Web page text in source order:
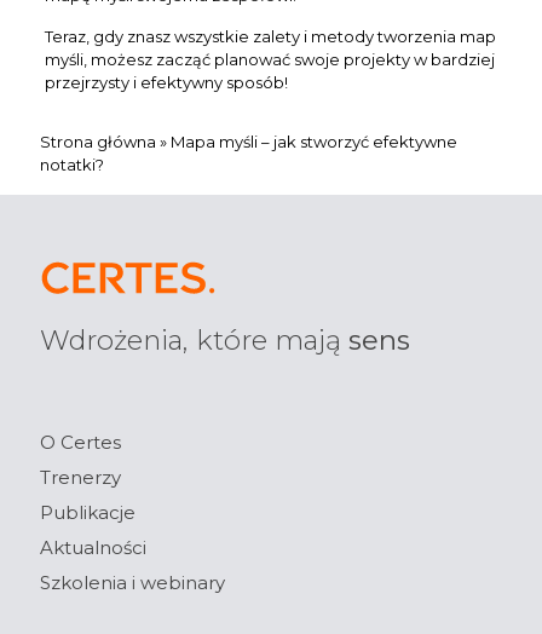
Teraz, gdy znasz wszystkie zalety i metody tworzenia map
myśli, możesz zacząć planować swoje projekty w bardziej
przejrzysty i efektywny sposób!
Strona główna » Mapa myśli – jak stworzyć efektywne
notatki?
Wdrożenia, które mają sens
O Certes
Trenerzy
Publikacje
Aktualności
Szkolenia i webinary